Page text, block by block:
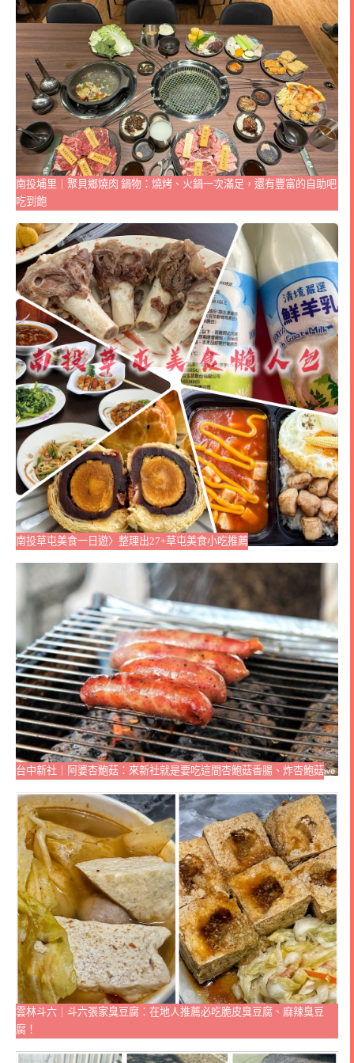
南投埔里｜聚貝鄉燒肉 鍋物：燒烤、火鍋一次滿足，還有豐富的自助吧
吃到飽
南投草屯美食一日遊〉整理出27+草屯美食小吃推薦
台中新社｜阿婆杏鮑菇：來新社就是要吃這間杏鮑菇香腸、炸杏鮑菇
雲林斗六｜斗六張家臭豆腐：在地人推薦必吃脆皮臭豆腐、麻辣臭豆
腐！